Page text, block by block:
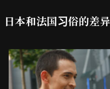
日本和法国习俗的差异